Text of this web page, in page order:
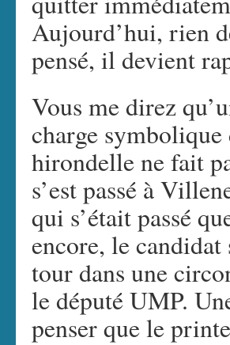
Aujourd’hui, rien
pensé, il devient
Vous me direz
charge
hirondelle ne fait
s’est passé à
qui s’était passé
encore, le
tour dans une
le député UMP.
penser que le